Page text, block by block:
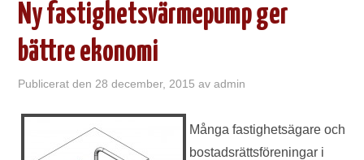
OM OSS
Ny fastighetsvärmepump ger
bättre ekonomi
Publicerat den 28 december, 2015 avadmin
Många fastighetsägare och
bostadsrättsföreningar i